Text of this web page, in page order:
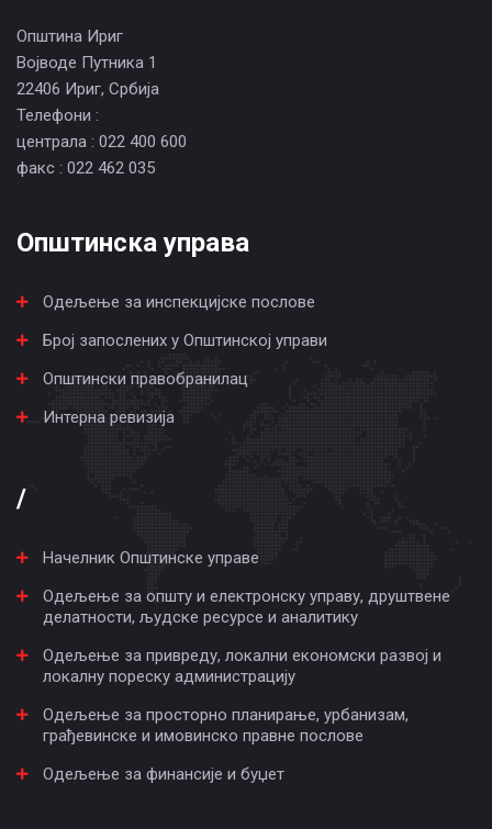
Општина Ириг
Војводе Путника 1
22406 Ириг, Србија
Телефони :
централа : 022 400 600
факс : 022 462 035
Општинска управа
Одељење за инспекцијске послове
Број запослених у Општинској управи
Општински правобранилац
Интерна ревизија
/
Начелник Општинске управе
Одељење за општу и електронску управу, друштвене
делатности, људске ресурсе и аналитику
Одељење за привреду, локални економски развој и
локалну пореску администрацију
Одељење за просторно планирање, урбанизам,
грађевинске и имовинско правне послове
Одељење за финансије и буџет